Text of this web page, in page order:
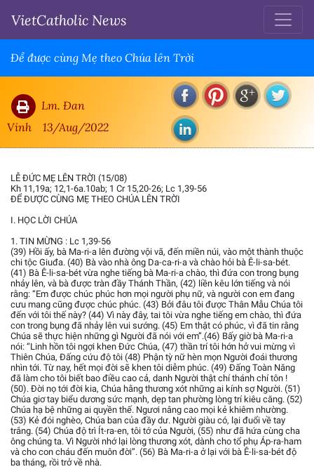
VietCatholic News
Để được cùng Mẹ theo Chúa lên Trời
Lm. Đan
Vinh
13/Aug/2022
LỄ ĐỨC MẸ LÊN TRỜI (15/08)
Kh 11,19a; 12,1-6a.10ab; 1 Cr 15,20-26; Lc 1,39-56
ĐỂ ĐƯỢC CÙNG MẸ THEO CHÚA LÊN TRỜI
I. HỌC LỜI CHÚA
1. TIN MỪNG : Lc 1,39-56
(39) Hồi ấy, bà Ma-ri-a lên đường vội vã, đến miền núi, vào một thành thuộc
chi tộc Giuđa. (40) Bà vào nhà ông Da-ca-ri-a và chào hỏi bà Ê-li-sa-bét.
(41) Bà Ê-li-sa-bét vừa nghe tiếng bà Ma-ri-a chào, thì đứa con trong bụng
nhảy lên, và bà được tràn đầy Thánh Thần, (42) liền kêu lớn tiếng và nói
rằng: “Em được chúc phúc hơn mọi người phụ nữ, và người con em đang
cưu mang cũng được chúc phúc. (43) Bởi đâu tôi được Thân Mẫu Chúa tôi
đến với tôi thế này? (44) Vì này đây, tai tôi vừa nghe tiếng em chào, thì đứa
con trong bụng đã nhảy lên vui sướng. (45) Em thật có phúc, vì đã tin rằng
Chúa sẽ thực hiện những gì Người đã nói với em”.(46) Bấy giờ bà Ma-ri-a
nói: “Linh hồn tôi ngợi khen Đức Chúa, (47) thần trí tôi hớn hở vui mừng vì
Thiên Chúa, Đấng cứu độ tôi (48) Phận tỳ nữ hèn mọn Người đoái thương
nhìn tới. Từ nay, hết mọi đời sẽ khen tôi diễm phúc. (49) Đấng Toàn Năng
đã làm cho tôi biết bao điều cao cả, danh Người thật chí thánh chí tôn !
(50). Đời nọ tới đời kia, Chúa hằng thương xót những ai kính sợ Người. (51)
Chúa giơ tay biểu dương sức mạnh, dẹp tan phường lòng trí kiêu căng. (52)
Chúa hạ bệ những ai quyền thế. Ngươi nâng cao mọi kẻ khiêm nhường.
(53) Kẻ đói nghèo, Chúa ban của đầy dư. Người giàu có, lại đuổi về tay
trắng. (54) Chúa độ trì Ít-ra-en, tôi tớ của Người, (55) như đã hứa cùng cha
ông chúng ta. Vì Người nhớ lại lòng thương xót, dành cho tổ phụ Áp-ra-ham
và cho con cháu đến muôn đời”. (56) Bà Ma-ri-a ở lại với bà Ê-li-sa-bét độ
ba tháng, rồi trở về nhà.